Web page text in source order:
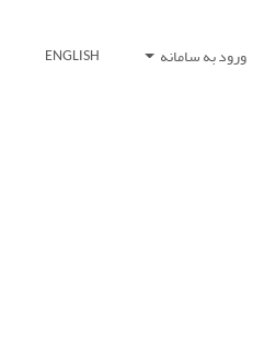
ورود به سامانه ENGLISH